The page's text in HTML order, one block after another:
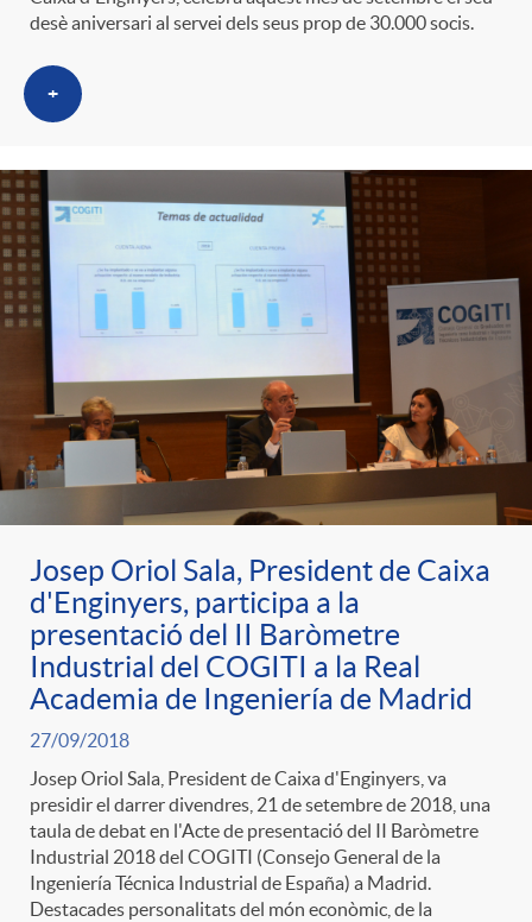
desè aniversari al servei dels seus prop de 30.000 socis.
+
Josep Oriol Sala, President de Caixa
d'Enginyers, participa a la
presentació del II Baròmetre
Industrial del COGITI a la Real
Academia de Ingeniería de Madrid
27/09/2018
Josep Oriol Sala, President de Caixa d'Enginyers, va
presidir el darrer divendres, 21 de setembre de 2018, una
taula de debat en l'Acte de presentació del II Baròmetre
Industrial 2018 del COGITI (Consejo General de la
Ingeniería Técnica Industrial de España) a Madrid.
Destacades personalitats del món econòmic, de la